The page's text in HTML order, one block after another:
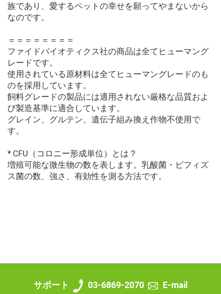
族であり、愛するペットの幸せを願ってやまないから
なのです。
＝＝＝＝＝＝＝＝
ファイドバイオティクス社の商品は全てヒューマング
レードです。
使用されている原材料は全てヒューマングレードのも
のを採用しています。
飼料グレードの製品には適用されない厳格な品質およ
び製造基準に適合しています。
グレイン、グルテン、遺伝子組み換え作物不使用で
す。
* CFU（コロニー形成単位）とは？
増殖可能な微生物の数を表します。乳酸菌・ビフィズ
ス菌の数、強さ、有効性を測る方法です。
サポート 03-6869-2070 E-mail